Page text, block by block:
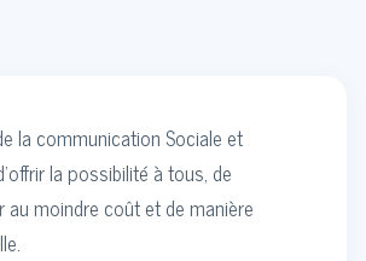
la communication Sociale et
la possibilité à tous, de
au moindre coût et de manière